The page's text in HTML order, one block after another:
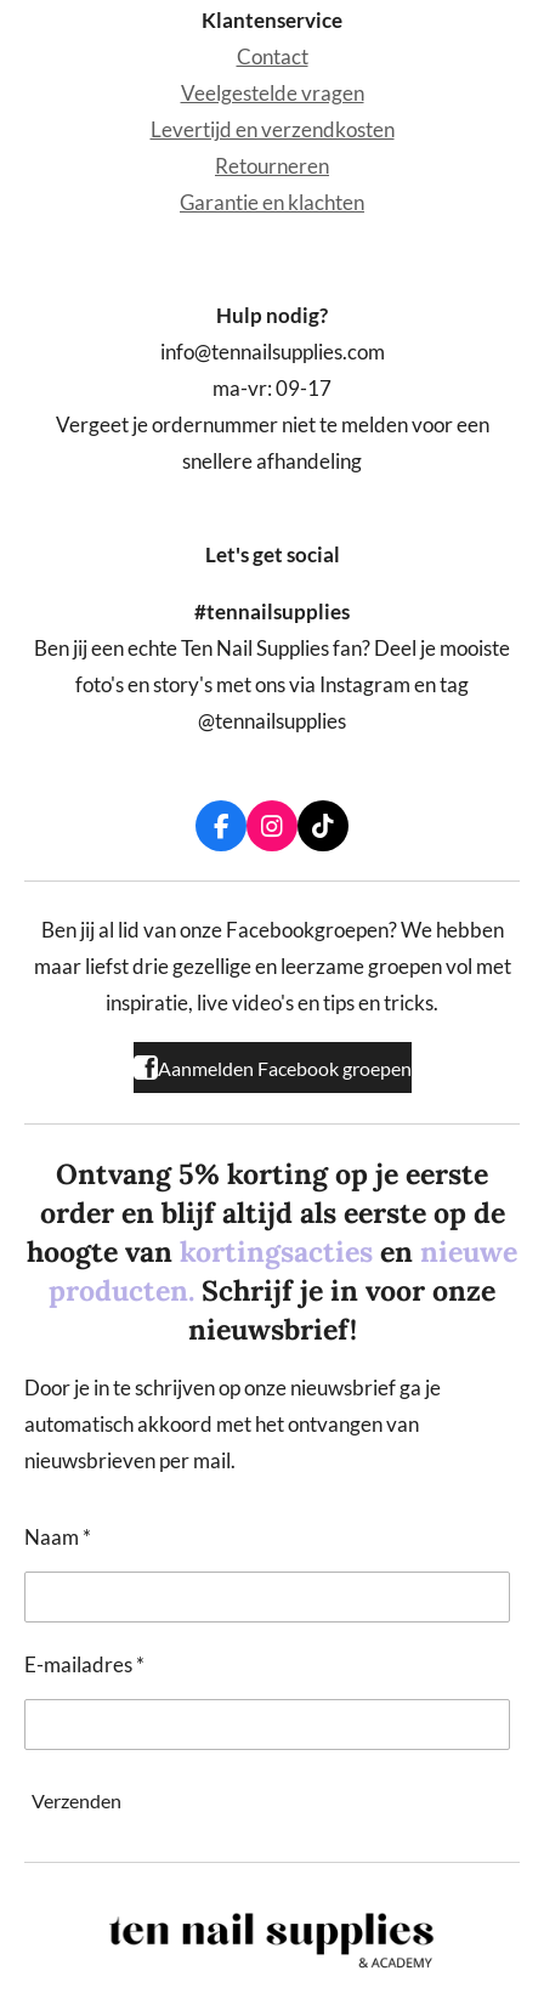
Klantenservice
Contact
Veelgestelde vragen
Levertijd en verzendkosten
Retourneren
Garantie en klachten
Hulp nodig?
info@tennailsupplies.com
ma-vr: 09-17
Vergeet je ordernummer niet te melden voor een
snellere afhandeling
Let's get social
#tennailsupplies
Ben jij een echte Ten Nail Supplies fan? Deel je mooiste
foto's en story's met ons via Instagram en tag
@tennailsupplies
F
a
c
b
o
k
I
n
s
a
r
a
T
i
k
o
Ben jij al lid van onze Facebookgroepen? We hebben
maar liefst drie gezellige en leerzame groepen vol met
inspiratie, live video's en tips en tricks.
Aanmelden Facebook groepen
Ontvang 5% korting op je eerste
order en blijf altijd als eerste op de
hoogte van kortingsacties en nieuwe
producten. Schrijf je in voor onze
nieuwsbrief!
Door je in te schrijven op onze nieuwsbrief ga je
automatisch akkoord met het ontvangen van
nieuwsbrieven per mail.
Naam *
E-mailadres *
Verzenden